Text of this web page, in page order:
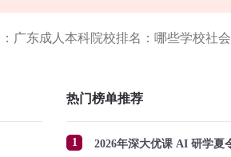
广东成人本科院校排名：哪些学校社
热门榜单推荐
1